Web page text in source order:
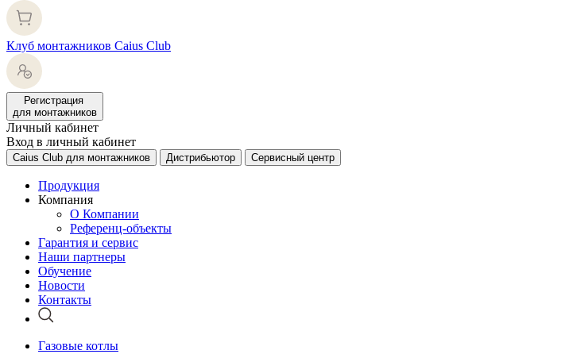
Клуб монтажников Caius Club
Регистрация
для монтажников
Личный кабинет
Вход в личный кабинет
Caius Club для монтажников Дистрибьютор Сервисный центр
Продукция
Компания
О Компании
Референц-объекты
Гарантия и сервис
Наши партнеры
Обучение
Новости
Контакты
Газовые котлы